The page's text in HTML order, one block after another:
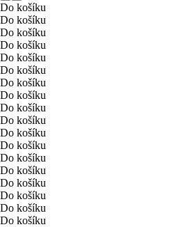
Do košíku
Do košíku
Do košíku
Do košíku
Do košíku
Do košíku
Do košíku
Do košíku
Do košíku
Do košíku
Do košíku
Do košíku
Do košíku
Do košíku
Do košíku
Do košíku
Do košíku
Do košíku